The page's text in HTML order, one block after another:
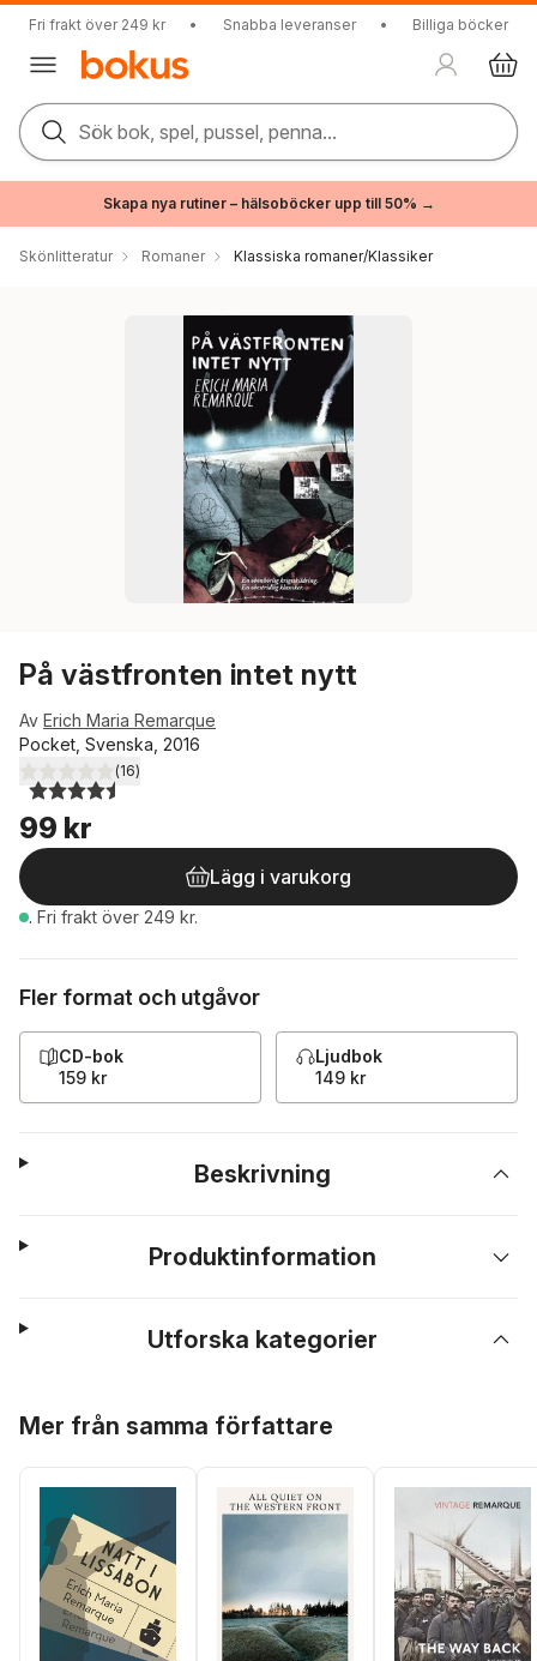
Fri frakt över 249 kr • Snabba leveranser • Billiga böcker
Sök bok, spel, pussel, penna...
Skapa nya rutiner – hälsoböcker upp till 50% →
Skönlitteratur Romaner Klassiska romaner/Klassiker
På västfronten intet nytt
Av Erich Maria Remarque
Pocket, Svenska, 2016
4,5utav 5 stjärnor. Totalt antal röster:
(16)
99 kr
Lägg i varukorg
. Fri frakt över 249 kr.
Fler format och utgåvor
CD-bok
159 kr
Ljudbok
149 kr
Beskrivning
Produktinformation
Utforska kategorier
Mer från samma författare